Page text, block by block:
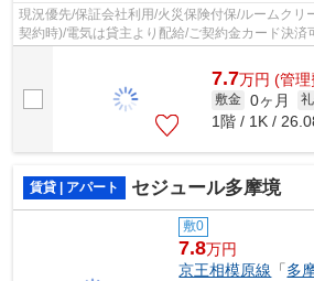
現況優先/保証会社利用/火災保険付保/ルームクリ
契約時)/電気は貸主より配給/ご契約金カード決済
7.7万円 (管理
敷金 0ヶ月
1階 / 1K /
賃貸 | アパート セジュール多摩境
敷0
7.8万円
京王相模原線 「多